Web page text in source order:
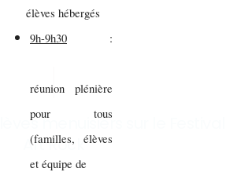
élèves hébergés
9h-9h30 :
réunion plénière
pour tous
(familles, élèves
et équipe de
menuisiers sur le Festival
Art Rock